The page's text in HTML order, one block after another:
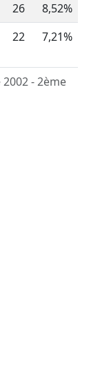
- 2ème
26
8,52%
22 7,21%